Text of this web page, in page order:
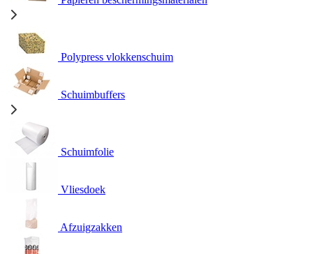
Polypress vlokkenschuim
Schuimbuffers
Schuimfolie
Vliesdoek
Afzuigzakken